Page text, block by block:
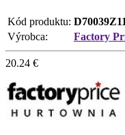
Kód produktu:
Výrobca:
Factory
20.24 €